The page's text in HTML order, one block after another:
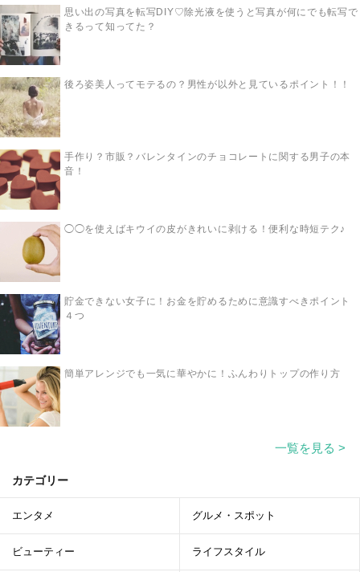
思い出の写真を転写DIY♡除光液を使うと写真が何にでも転写で
きるって知ってた？
後ろ姿美人ってモテるの？男性が以外と見ているポイント！！
手作り？市販？バレンタインのチョコレートに関する男子の本
音！
◯◯を使えばキウイの皮がきれいに剥ける！便利な時短テク♪
貯金できない女子に！お金を貯めるために意識すべきポイント
４つ
簡単アレンジでも一気に華やかに！ふんわりトップの作り方
一覧を見る >
カテゴリー
エンタメ グルメ・スポット
ビューティー ライフスタイル